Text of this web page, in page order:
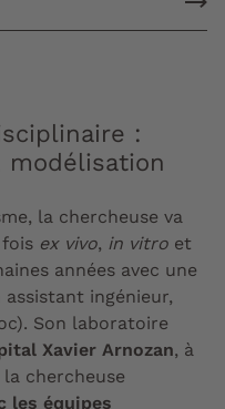
:
modélisation
la chercheuse va
ex vivo, in vitro et
années avec une
assistant ingénieur,
Son laboratoire
Xavier Arnozan, à
la chercheuse
les équipes